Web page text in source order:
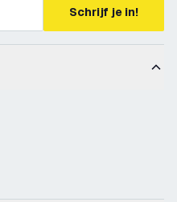
Schrijf je in!